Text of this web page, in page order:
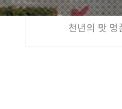
천년의 맛